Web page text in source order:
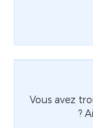
Vous avez
?